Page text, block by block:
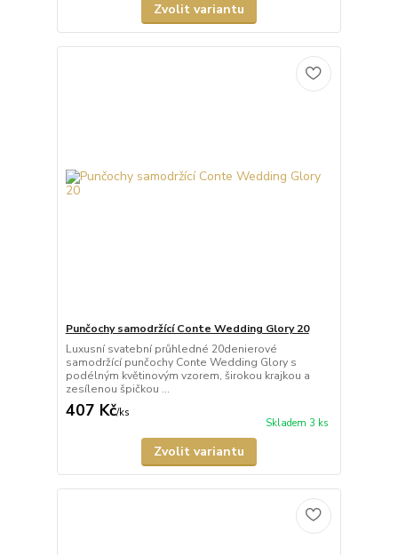
Zvolit variantu
Punčochy samodržící Conte Wedding Glory 20
Luxusní svatební průhledné 20denierové
samodržící punčochy Conte Wedding Glory s
podélným květinovým vzorem, širokou krajkou a
zesílenou špičkou ...
407 Kč/ks
Skladem 3 ks
Zvolit variantu